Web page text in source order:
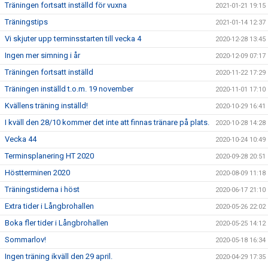
Träningen fortsatt inställd för vuxna 2021-01-21 19:15
Träningstips 2021-01-14 12:37
Vi skjuter upp terminsstarten till vecka 4 2020-12-28 13:45
Ingen mer simning i år 2020-12-09 07:17
Träningen fortsatt inställd 2020-11-22 17:29
Träningen inställd t.o.m. 19 november 2020-11-01 17:10
Kvällens träning inställd! 2020-10-29 16:41
I kväll den 28/10 kommer det inte att finnas tränare på plats. 2020-10-28 14:28
Vecka 44 2020-10-24 10:49
Terminsplanering HT 2020 2020-09-28 20:51
Höstterminen 2020 2020-08-09 11:18
Träningstiderna i höst 2020-06-17 21:10
Extra tider i Långbrohallen 2020-05-26 22:02
Boka fler tider i Långbrohallen 2020-05-25 14:12
Sommarlov! 2020-05-18 16:34
Ingen träning ikväll den 29 april. 2020-04-29 17:35